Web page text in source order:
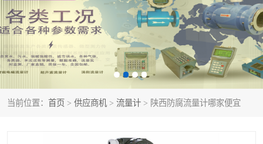
当前位置： 首页 > 供应商机 > 流量计 > 陕西防腐流量计哪家便宜
称重传感器 超声波流量计
压力变送器 通用型压力变送器
液位变送器 流量计
位移传感器 差压变送器